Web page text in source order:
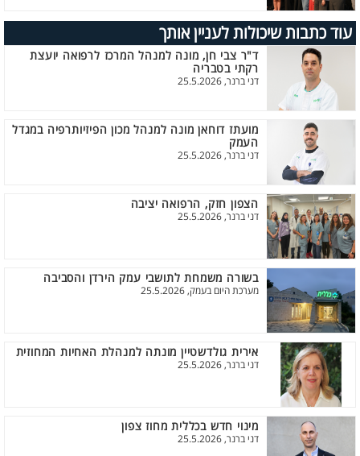
עוד כתבות שיכולות לעניין אותך
ד"ר צבי חן, מונה למנהל המרכז לרפואה יועצת
רקתי בטבריה
דני ברנר, 25.5.2026
מועתז דוחאן מונה למנהל מכון הפיזיותרפיה במגדל
העמק
דני ברנר, 25.5.2026
הצפון חזק, הרפואה יציבה
דני ברנר, 25.5.2026
בשורה משמחת לתושבי עמק הירדן והסביבה
מערכת היום בעמק, 25.5.2026
אירית גולדשטיין מונתה למנהלת האחיות המחוזית
דני ברנר, 25.5.2026
מינוי חדש בכללית מחוז צפון
דני ברנר, 25.5.2026